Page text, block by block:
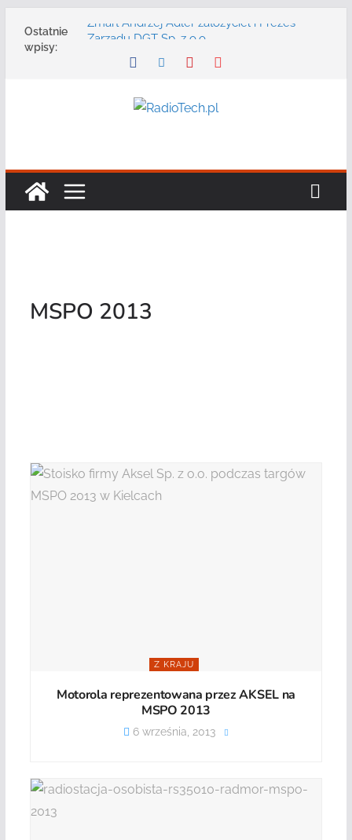
Ostatnie
wpisy:
Zmarł Andrzej Adler założyciel i Prezes
Zarządu DGT Sp. z o.o.
Radmor – największy polski producent
konferencję: „Bezpieczeństwo,
bezpieczeństwa publicznego usługę
Najnowszy radiotelefon MOTOTRBO R7 od
MSPO 2013
Z KRAJU
Motorola reprezentowana przez AKSEL na
MSPO 2013
6 września, 2013